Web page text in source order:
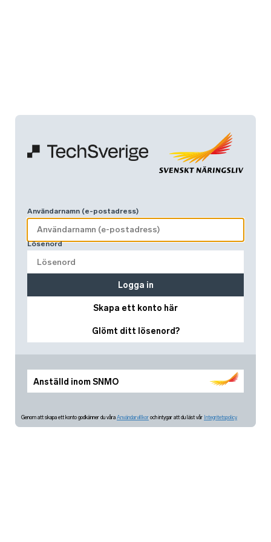
Anställd inom SNMO
Användarnamn (e-postadress)
Lösenord
Skapa ett konto här
Glömt ditt lösenord?
Logga in
Genom att skapa ett konto godkänner du våra Användarvillkor och intygar att du läst vår Integritetspolicy.